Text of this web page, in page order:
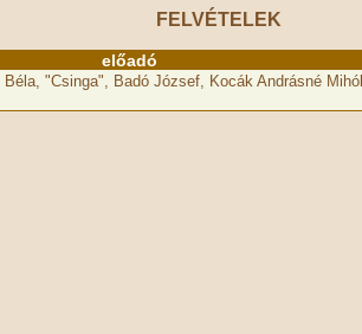
FELVÉTELEK
előadó
"Csinga", Badó József, Kocák Andrásné